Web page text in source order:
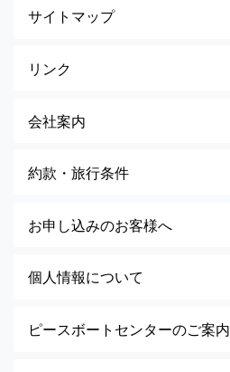
サイトマップ
リンク
会社案内
約款・旅行条件
お申し込みのお客様へ
個人情報について
ピースボートセンターのご案内